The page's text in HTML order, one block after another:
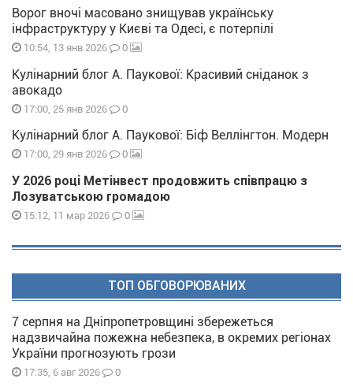
Ворог вночі масовано знищував українську
інфраструктуру у Києві та Одесі, є потерпілі
10:54, 13 янв 2026 0
Кулінарний блог А. Паукової: Красивий сніданок з
авокадо
17:00, 25 янв 2026 0
Кулінарний блог А. Паукової: Біф Веллінгтон. Модерн
17:00, 29 янв 2026 0
У 2026 році Метінвест продовжить співпрацю з
Лозуватською громадою
15:12, 11 мар 2026 0
ТОП ОБГОВОРЮВАНИХ
7 серпня на Дніпропетровщині збережеться
надзвичайна пожежна небезпека, в окремих регіонах
України прогнозують грози
17:35, 6 авг 2026 0